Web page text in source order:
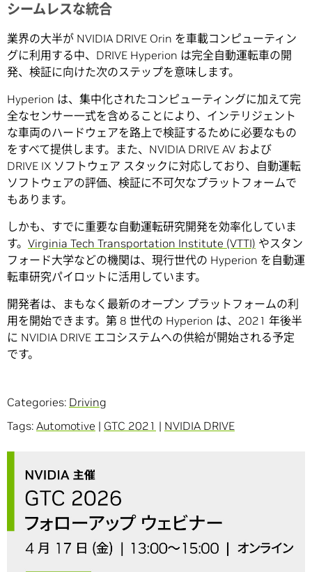
シームレスな統合
業界の大半が NVIDIA DRIVE Orin を車載コンピューティン
グに利用する中、DRIVE Hyperion は完全自動運転車の開
発、検証に向けた次のステップを意味します。
Hyperion は、集中化されたコンピューティングに加えて完
全なセンサー一式を含めることにより、インテリジェント
な車両のハードウェアを路上で検証するために必要なもの
をすべて提供します。また、NVIDIA DRIVE AV および
DRIVE IX ソフトウェア スタックに対応しており、自動運転
ソフトウェアの評価、検証に不可欠なプラットフォームで
もあります。
しかも、すでに重要な自動運転研究開発を効率化していま
す。 Virginia Tech Transportation Institute (VTTI) やスタン
フォード大学などの機関は、現行世代の Hyperion を自動運
転車研究パイロットに活用しています。
開発者は、まもなく最新のオープン プラットフォームの利
用を開始できます。第 8 世代の Hyperion は、2021 年後半
に NVIDIA DRIVE エコシステムへの供給が開始される予定
です。
Categories: Driving
Tags: Automotive | GTC 2021 | NVIDIA DRIVE